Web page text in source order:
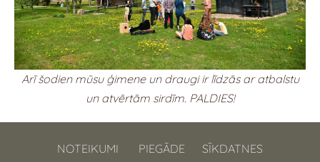
Arī šodien mūsu ģimene un draugi ir līdzās ar atbalstu
un atvērtām sirdīm. PALDIES!
NOTEIKUMI PIEGĀDE SĪKDATNES